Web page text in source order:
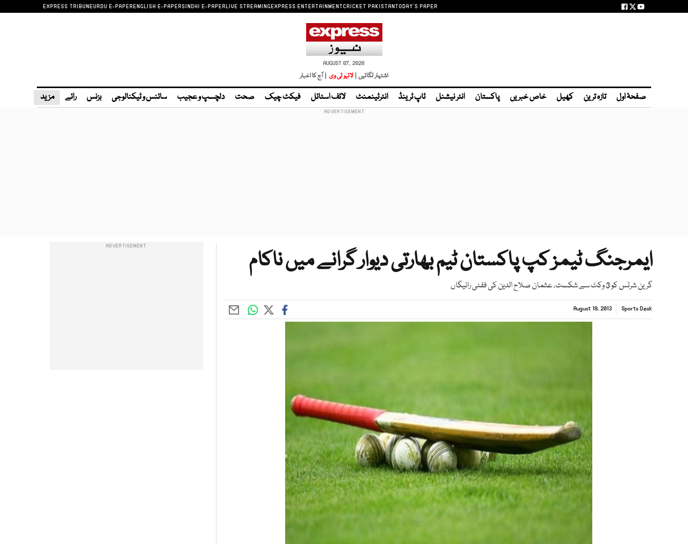
EXPRESS TRIBUNEURDU E-PAPERENGLISH E-PAPERSINDHI E-PAPERLIVE STREAMINGEXPRESS ENTERTAINMENTCRICKET PAKISTANTODAY'S PAPER
AUGUST 07, 2026
اشتہار لگائیں | لائیو ٹی وی | آج کا اخبار
صفحۂ اول تازہ ترین کھیل خاص خبریں پاکستان انٹر نیشنل ٹاپ ٹرینڈ انٹرٹینمنٹ لائف اسٹائل فیکٹ چیک صحت دلچسپ و عجیب سائنس و ٹیکنالوجی بزنس رائے مزید
ایمرجنگ ٹیمز کپ پاکستان ٹیم بھارتی دیوار گرانے میں ناکام
گرین شرٹس کو 3 وکٹ سے شکست، عثمان صلاح الدین کی ففٹی رائیگاں
Sports Desk
August 19, 2013